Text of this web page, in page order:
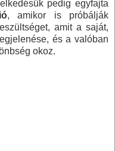
pedig egyfajta
, amikor is próbálják
amit a saját,
és a valóban
okoz.